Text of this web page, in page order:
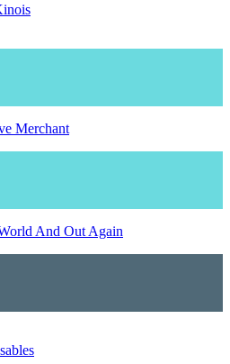
Merchant
And Out Again